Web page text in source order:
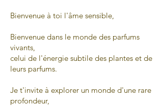
Bienvenue à toi l'âme sensible,
Bienvenue dans le monde des parfums
vivants,
celui de l'énergie subtile des plantes et de
leurs parfums.
Je t'invite à explorer un monde d'une rare
profondeur,